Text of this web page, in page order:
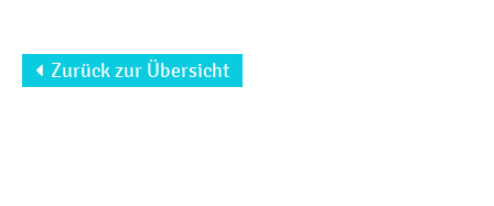
Zurück zur Übersicht